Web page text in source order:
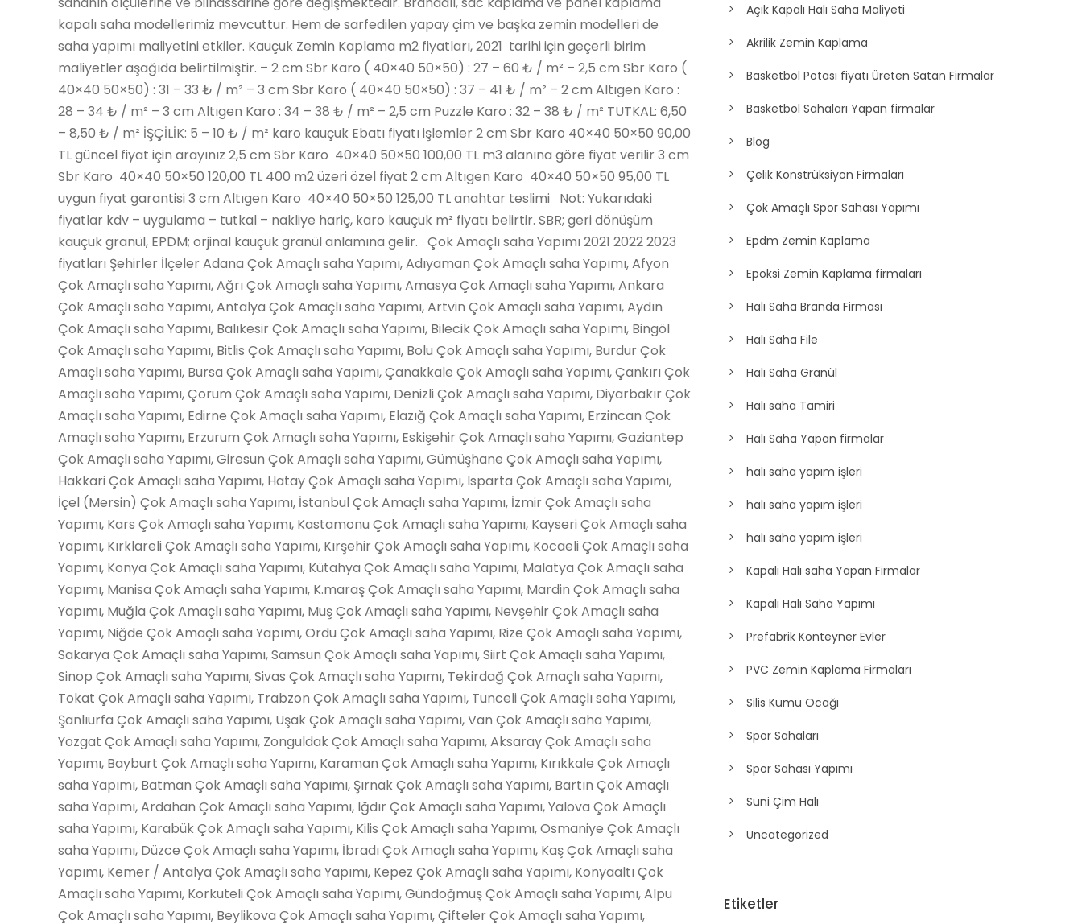
Açık Kapalı Halı Saha Maliyeti
Akrilik Zemin Kaplama
Basketbol Potası fiyatı Üreten Satan Firmalar
Basketbol Sahaları Yapan firmalar
Blog
Çelik Konstrüksiyon Firmaları
Çok Amaçlı Spor Sahası Yapımı
Epdm Zemin Kaplama
Epoksi Zemin Kaplama firmaları
Halı Saha Branda Firması
Halı Saha File
Halı Saha Granül
Halı saha Tamiri
Halı Saha Yapan firmalar
halı saha yapım işleri
halı saha yapım işleri
halı saha yapım işleri
Kapalı Halı saha Yapan Firmalar
Kapalı Halı Saha Yapımı
Prefabrik Konteyner Evler
PVC Zemin Kaplama Firmaları
Silis Kumu Ocağı
Spor Sahaları
Spor Sahası Yapımı
Suni Çim Halı
Uncategorized
Etiketler